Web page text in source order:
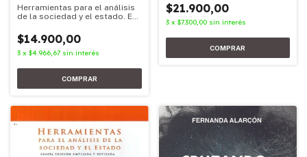
Herramientas para el análisis
de la sociedad y el estado. Ed.
$14.900,00
3 x $4.966,67 sin interés
$21.900,00
3 x $7.300,00 sin interés